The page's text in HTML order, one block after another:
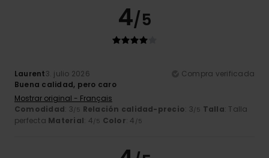
4/5
Laurent3. julio 2026
Compra verificada
Buena calidad, pero caro
Mostrar original - Français
Comodidad: 3/5 Relación calidad-precio: 3/5 Talla: Talla
perfecta Material: 4/5 Color: 4 /5